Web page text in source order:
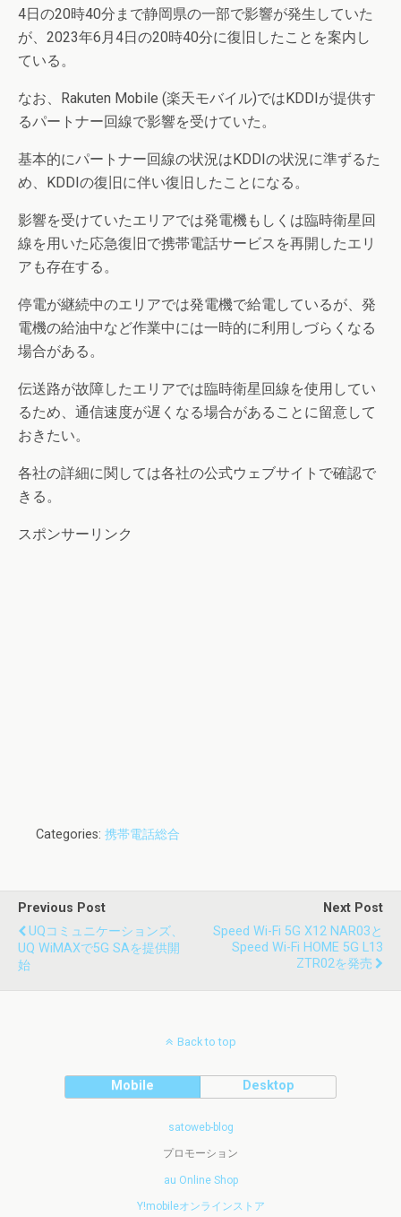
4日の20時40分まで静岡県の一部で影響が発生していた
が、2023年6月4日の20時40分に復旧したことを案内し
ている。
なお、Rakuten Mobile (楽天モバイル)ではKDDIが提供す
るパートナー回線で影響を受けていた。
基本的にパートナー回線の状況はKDDIの状況に準ずるた
め、KDDIの復旧に伴い復旧したことになる。
影響を受けていたエリアでは発電機もしくは臨時衛星回
線を用いた応急復旧で携帯電話サービスを再開したエリ
アも存在する。
停電が継続中のエリアでは発電機で給電しているが、発
電機の給油中など作業中には一時的に利用しづらくなる
場合がある。
伝送路が故障したエリアでは臨時衛星回線を使用してい
るため、通信速度が遅くなる場合があることに留意して
おきたい。
各社の詳細に関しては各社の公式ウェブサイトで確認で
きる。
スポンサーリンク
Categories: 携帯電話総合
Previous Post
UQコミュニケーションズ、
UQ WiMAXで5G SAを提供開
始
Next Post
Speed Wi-Fi 5G X12 NAR03と
Speed Wi-Fi HOME 5G L13
ZTR02を発売
Back to top
Mobile Desktop
satoweb-blog
プロモーション
au Online Shop
Y!mobileオンラインストア